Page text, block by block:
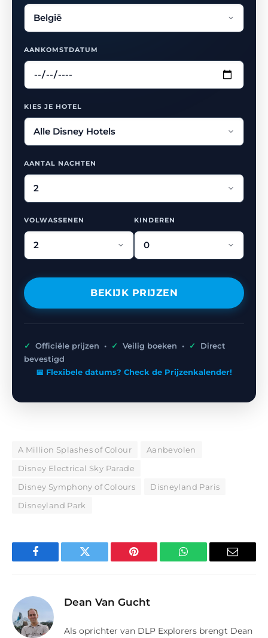
AANKOMSTDATUM
KIES JE HOTEL
AANTAL NACHTEN
VOLWASSENEN KINDEREN
BEKIJK PRIJZEN
✓ Officiële prijzen • ✓ Veilig boeken • ✓
Direct
bevestigd
📅 Flexibele datums? Check de Prijzenkalender!
A Million Splashes of Colour
Aanbevolen
Disney Electrical Sky Parade
Disney Symphony of Colours
Disneyland Paris
Disneyland Park
Facebook Twitter Pinterest WhatsApp E-
Dean Van Gucht
Als oprichter van DLP Explorers brengt Dean